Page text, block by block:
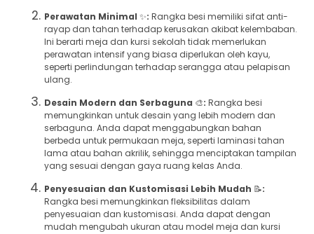
Perawatan Minimal ✨: Rangka besi memiliki sifat anti-
rayap dan tahan terhadap kerusakan akibat kelembaban.
Ini berarti meja dan kursi sekolah tidak memerlukan
perawatan intensif yang biasa diperlukan oleh kayu,
seperti perlindungan terhadap serangga atau pelapisan
ulang.
Desain Modern dan Serbaguna 🎨: Rangka besi
memungkinkan untuk desain yang lebih modern dan
serbaguna. Anda dapat menggabungkan bahan
berbeda untuk permukaan meja, seperti laminasi tahan
lama atau bahan akrilik, sehingga menciptakan tampilan
yang sesuai dengan gaya ruang kelas Anda.
Penyesuaian dan Kustomisasi Lebih Mudah 📝:
Rangka besi memungkinkan fleksibilitas dalam
penyesuaian dan kustomisasi. Anda dapat dengan
mudah mengubah ukuran atau model meja dan kursi